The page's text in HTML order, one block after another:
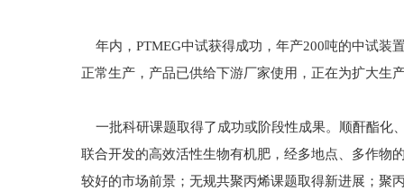
年内，PTMEG中试获得成功，年产200吨的中试装
正常生产，产品已供给下游厂家使用，正在为扩大生
一批科研课题取得了成功或阶段性成果。顺酐酯化
联合开发的高效活性生物有机肥，经多地点、多作物
较好的市场前景；无规共聚丙烯课题取得新进展；聚